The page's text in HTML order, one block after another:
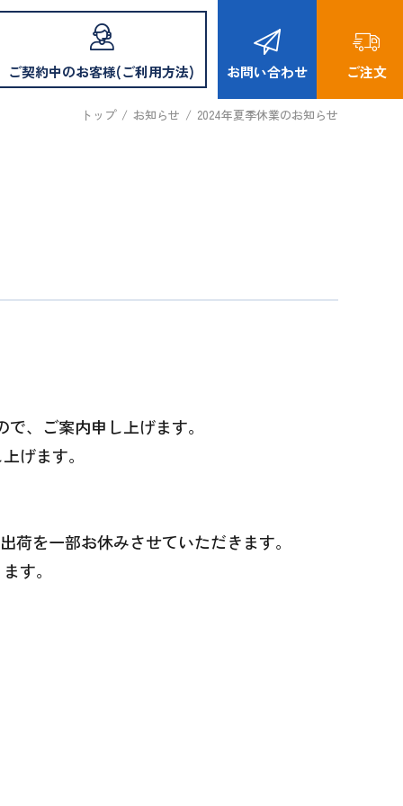
ご契約中のお客様(ご利用方法) お問い合わせ ご注文
トップ / お知らせ / 2024年夏季休業のお知らせ
、ご案内申し上げます。
げます。
荷を一部お休みさせていただきます。
す。